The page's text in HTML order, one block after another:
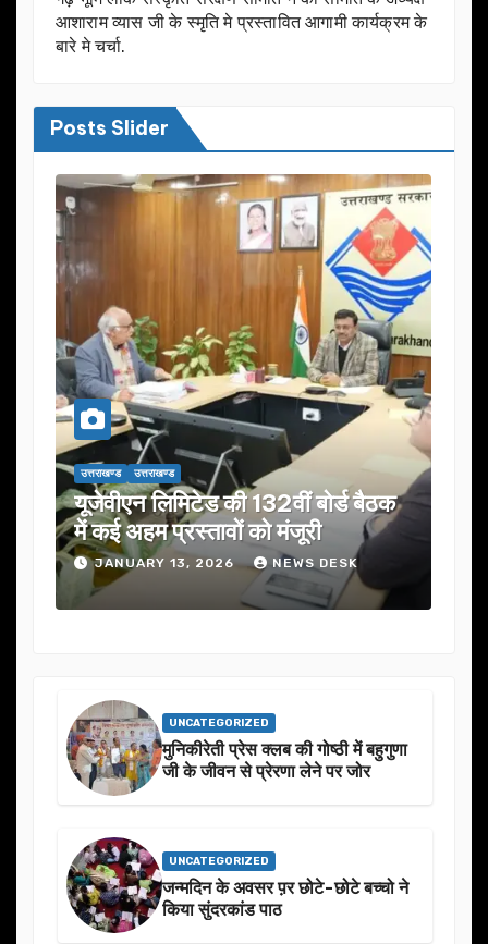
आशाराम व्यास जी के स्मृति मे प्रस्तावित आगामी कार्यक्रम के
बारे मे चर्चा.
Posts Slider
उत्तराखण्ड उत्तराखण्ड
यूजेवीएन लिमिटेड की 132वीं बोर्ड बैठक
में कई अहम प्रस्तावों को मंजूरी
JANUARY 13, 2026 NEWS DESK
UNCATEGORIZED
मुनिकीरेती प्रेस क्लब की गोष्ठी में बहुगुणा
जी के जीवन से प्रेरणा लेने पर जोर
UNCATEGORIZED
जन्मदिन के अवसर प़र छोटे-छोटे बच्चो ने
किया सुंदरकांड पाठ